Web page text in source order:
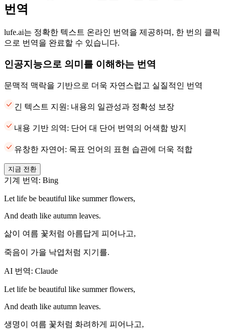
번역
lufe.ai는 정확한 텍스트 온라인 번역을 제공하며, 한 번의 클릭
으로 번역을 완료할 수 있습니다.
인공지능으로 의미를 이해하는 번역
문맥적 맥락을 기반으로 더욱 자연스럽고 실질적인 번역
긴 텍스트 지원: 내용의 일관성과 정확성 보장
내용 기반 의역: 단어 대 단어 번역의 어색함 방지
유창한 자연어: 목표 언어의 표현 습관에 더욱 적합
지금 전환
기계 번역: Bing
Let life be beautiful like summer flowers,
And death like autumn leaves.
삶이 여름 꽃처럼 아름답게 피어나고,
죽음이 가을 낙엽처럼 지기를.
AI 번역: Claude
Let life be beautiful like summer flowers,
And death like autumn leaves.
생명이 여름 꽃처럼 화려하게 피어나고,